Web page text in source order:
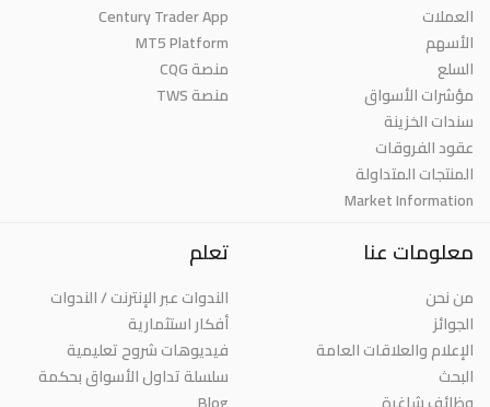
العملات
الأسهم
السلع
مؤشرات الأسواق
سندات الخزينة
عقود الفروقات
المنتجات المتداولة
Market Information
Century Trader App
MT5 Platform
منصة CQG
منصة TWS
معلومات عنا
من نحن
الجوائز
الإعلام والعلاقات العامة
البحث
تعلم
الندوات عبر الإنترنت / الندوات
أفكار استثمارية
فيديوهات شروح تعليمية
سلسلة تداول الأسواق بحكمة